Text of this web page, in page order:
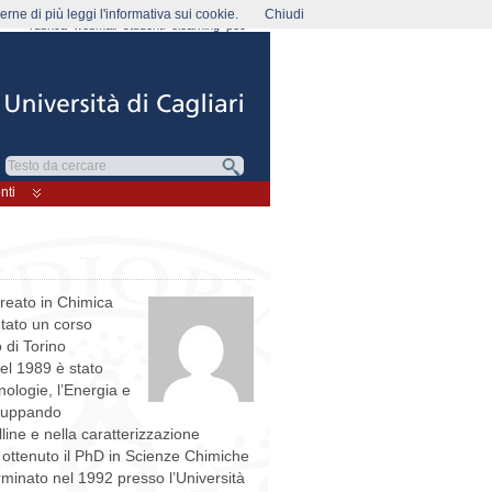
rubrica webmail
la sezione Sardegna dei Giochi della Chimica, attività della Società Chimica Italiana, patrocinata dal MIUR. Ha fatto parte del comitato organizzatore dei “Seminari su Sintesi, Struttura e Proprietà Chimiche e Fisiche dei Materiali Nanofasici” (Quartu S.Elena (CA) 24-29 Settembre 2001. Ha fatto parte del Comitato Scientifico Locale del quarto Workshop Italiano Sol-Gel (Iglesias il 17-18 giugno 2004), del IX Convegno Nazionale Materiali Nanofasici (Iglesias, 3-5 giugno 2009). Testo Inglese Guido Ennas: Date and place of birth: January 23, 1959, Cagliari (Italy) Education: Graduate degree in Chemistry (maximum score, 110/110), University of Cagliari,1986; Post Graduate course in “Materials Science”, Politecnico di Torino 1988; Researcher associate ENEA 1989 (Italian National Agency for New technologies, Energy and Sustainable Economic Development, Casaccia laboratories, Roma, 1989); PhD in Chemistry, University of Cagliari, 1991. Academic career: Researcher, University of Cagliari, 1992-2001; Professor of Inorganic Chemistry, University of Cagliari 2001-today . Research interests: Inorganic Chemistry – Synthesis and characterization of nanocrystalline, nanocomposites and amorphous materials -Metal-Organic Frameworks (MOFs) – Inertization of asbestos containing materials – Structural investigation of nanomaterials and amorphous materials- X-ray and neutron powder diffraction – Thermal analysis techniques – Transmission electron microscopy, Magnetic Materials. He is a member of: Faculty of Biology and Pharmacy of the University of Cagliari; Department of Chemistry and Geology -University of Cagliari; INSTM (National Interuniversity Consortium of Materials Science and Technol
di più leggi l'informativa sui cookie. Chiudi